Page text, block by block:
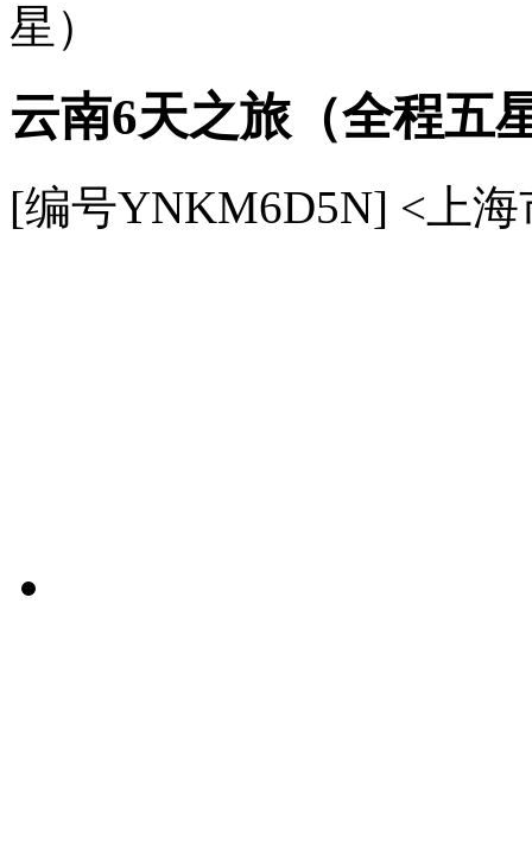
星）
云南6天之旅（全程五
[编号YNKM6D5N] <上